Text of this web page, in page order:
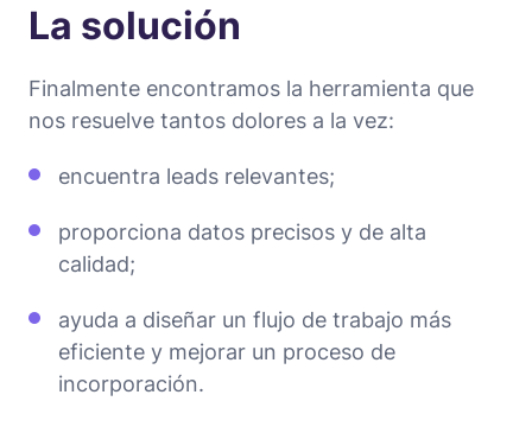
La solución
Finalmente encontramos la herramienta que
nos resuelve tantos dolores a la vez:
encuentra leads relevantes;
proporciona datos precisos y de alta
calidad;
ayuda a diseñar un flujo de trabajo más
eficiente y mejorar un proceso de
incorporación.